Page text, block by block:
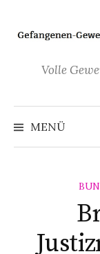
Inhalt
überspringen
Volle
MENÜ